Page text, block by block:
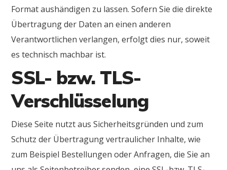
Format aushändigen zu lassen. Sofern Sie die direkte
Übertragung der Daten an einen anderen
Verantwortlichen verlangen, erfolgt dies nur, soweit
es technisch machbar ist.
SSL- bzw. TLS-
Verschlüsselung
Diese Seite nutzt aus Sicherheitsgründen und zum
Schutz der Übertragung vertraulicher Inhalte, wie
zum Beispiel Bestellungen oder Anfragen, die Sie an